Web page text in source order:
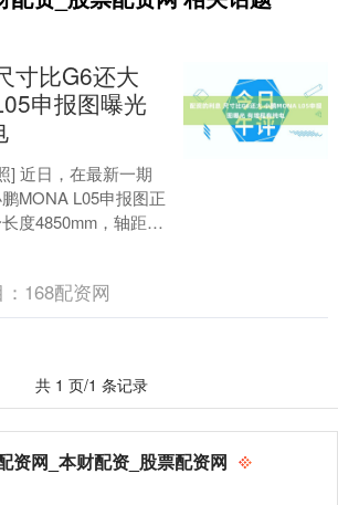
寸比G6还大
申报图曝光
] 近日，在最新一期
MONA L05申报图正
度4850mm，轴距
5座布局，并提供
168配资网
共 1 页/1 条记录
资网_本财配资_股票配资网